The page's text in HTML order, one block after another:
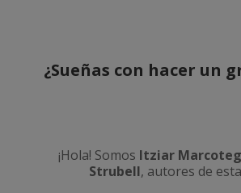
¿Sueñas con hacer un
¡Hola! Somos Itziar
Strubell, autores de